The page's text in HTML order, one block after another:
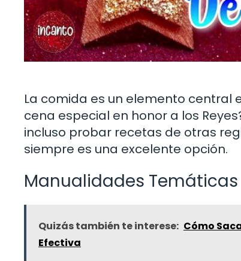
La comida es un elemento central
cena especial en honor a los
incluso probar recetas de otras
siempre es una excelente opción.
Manualidades Temáticas
Quizás también te interese: Cómo
Efectiva